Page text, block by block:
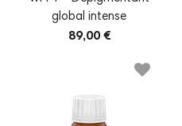
global intense
89,00 €